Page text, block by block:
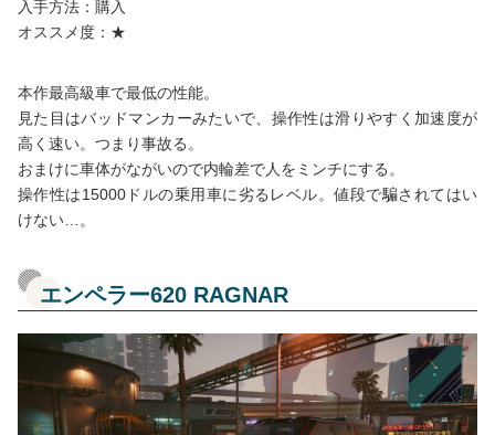
入手方法：購入
オススメ度：★
本作最高級車で最低の性能。
見た目はバッドマンカーみたいで、操作性は滑りやすく加速度が
高く速い。つまり事故る。
おまけに車体がながいので内輪差で人をミンチにする。
操作性は15000ドルの乗用車に劣るレベル。値段で騙されてはい
けない…。
エンペラー620 RAGNAR